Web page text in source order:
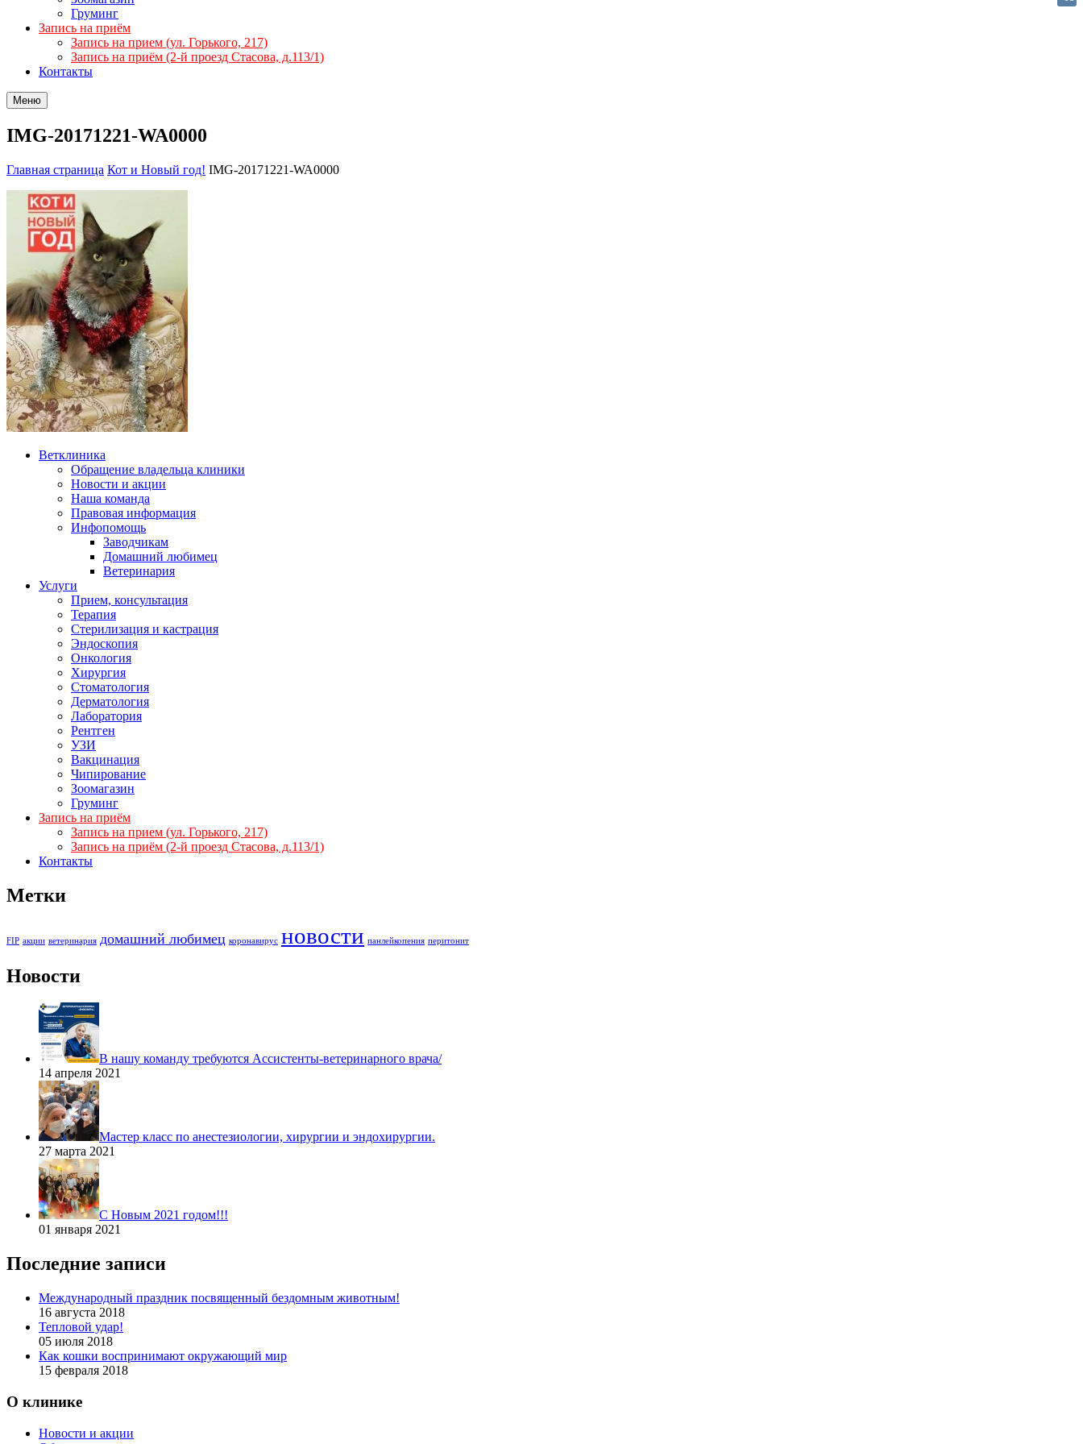
Груминг
Запись на приём
Запись на прием (ул. Горького, 217)
Запись на приём (2-й проезд Стасова, д.113/1)
Контакты
Меню
IMG-20171221-WA0000
Главная страница Кот и Новый год! IMG-20171221-WA0000
Ветклиника
Обращение владельца клиники
Новости и акции
Наша команда
Правовая информация
Инфопомощь
Заводчикам
Домашний любимец
Ветеринария
Услуги
Прием, консультация
Терапия
Стерилизация и кастрация
Эндоскопия
Онкология
Хирургия
Стоматология
Дерматология
Лаборатория
Рентген
УЗИ
Вакцинация
Чипирование
Зоомагазин
Груминг
Запись на приём
Запись на прием (ул. Горького, 217)
Запись на приём (2-й проезд Стасова, д.113/1)
Контакты
Метки
FIP акции ветеринария домашний любимец коронавирус новости панлейкопения перитонит
Новости
В нашу команду требуются Ассистенты-ветеринарного врача/
14 апреля 2021
Мастер класс по анестезиологии, хирургии и эндохирургии.
27 марта 2021
С Новым 2021 годом!!!
01 января 2021
Последние записи
Международный праздник посвященный бездомным животным!
16 августа 2018
Тепловой удар!
05 июля 2018
Как кошки воспринимают окружающий мир
15 февраля 2018
О клинике
Новости и акции